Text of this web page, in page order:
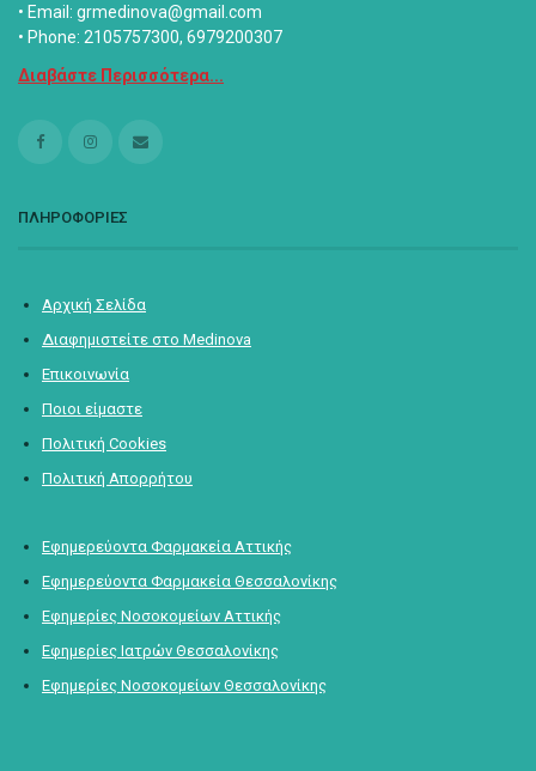
• Email: grmedinova@gmail.com
• Phone: 2105757300, 6979200307
Διαβάστε Περισσότερα...
ΠΛΗΡΟΦΟΡΙΕΣ
Αρχική Σελίδα
Διαφημιστείτε στο Medinova
Επικοινωνία
Ποιοι είμαστε
Πολιτική Cookies
Πολιτική Απορρήτου
Εφημερεύοντα Φαρμακεία Αττικής
Εφημερεύοντα Φαρμακεία Θεσσαλονίκης
Εφημερίες Νοσοκομείων Αττικής
Εφημερίες Ιατρών Θεσσαλονίκης
Εφημερίες Νοσοκομείων Θεσσαλονίκης